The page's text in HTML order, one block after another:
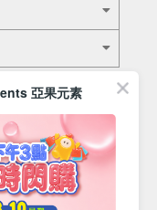
最新產品資訊
亞果元素